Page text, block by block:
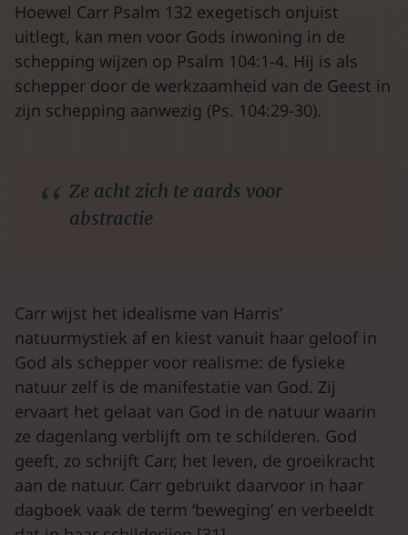
Hoewel Carr Psalm 132 exegetisch onjuist
uitlegt, kan men voor Gods inwoning in de
schepping wijzen op Psalm 104:1-4. Hij is als
schepper door de werkzaamheid van de Geest in
zijn schepping aanwezig (Ps. 104:29-30).
Ze acht zich te aards voor
abstractie
Carr wijst het idealisme van Harris’
natuurmystiek af en kiest vanuit haar geloof in
God als schepper voor realisme: de fysieke
natuur zelf is de manifestatie van God. Zij
ervaart het gelaat van God in de natuur waarin
ze dagenlang verblijft om te schilderen. God
geeft, zo schrijft Carr, het leven, de groeikracht
aan de natuur. Carr gebruikt daarvoor in haar
dagboek vaak de term ‘beweging’ en verbeeldt